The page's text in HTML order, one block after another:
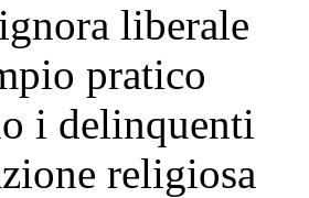
liberale
pratico
i delinquenti
religiosa